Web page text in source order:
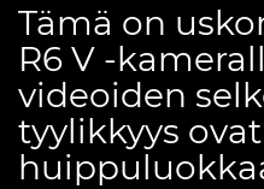
Tämä on
R6 V -
videoiden
tyylikkyys ovat